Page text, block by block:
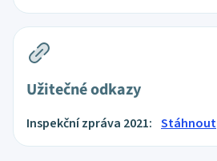
Užitečné odkazy
Inspekční zpráva 2021: Stáhnout